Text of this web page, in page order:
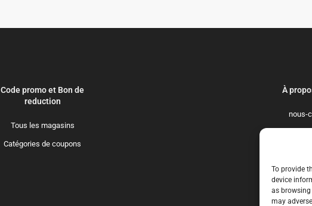
To provide
device
as
may
Code promo et Bon de
reduction
Tous les magasins
Catégories de coupons
À
nous-